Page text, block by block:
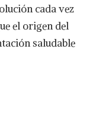
cada vez
el origen del
saludable